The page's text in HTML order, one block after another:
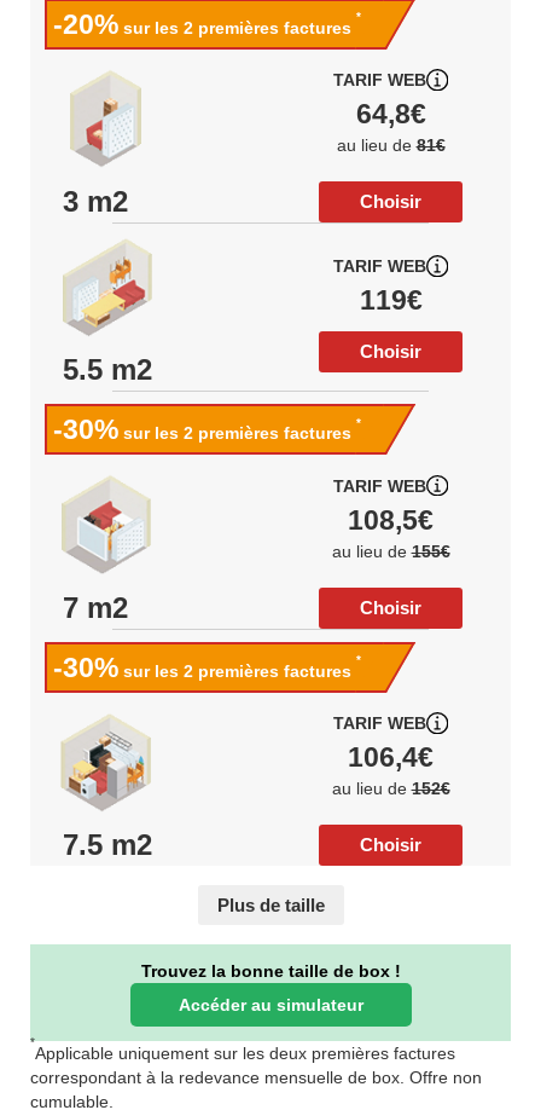
-20% sur les 2 premières factures
*
3 m2
TARIF WEB
64,8€
au lieu de81€
Choisir
5.5 m2
TARIF WEB
119€
Choisir
-30% sur les 2 premières factures
*
7 m2
TARIF WEB
108,5€
au lieu de155€
Choisir
-30% sur les 2 premières factures
*
7.5 m2
TARIF WEB
106,4€
au lieu de152€
Choisir
Plus de taille
Trouvez la bonne taille de box !
Accéder au simulateur
*
Applicable uniquement sur les deux premières factures
correspondant à la redevance mensuelle de box. Offre non
cumulable.